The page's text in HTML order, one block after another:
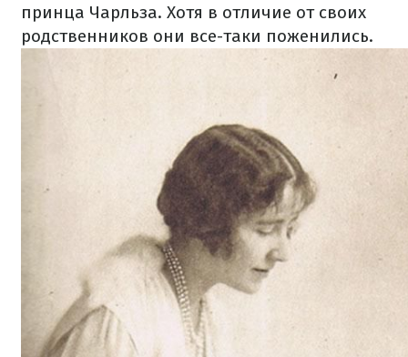
принца Чарльза. Хотя в отличие от своих
родственников они все-таки поженились.